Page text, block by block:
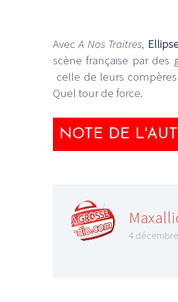
AvecA Nos Traitres,
scène française par
celle de leurs
Quel tour de force.
NOTE DE
4